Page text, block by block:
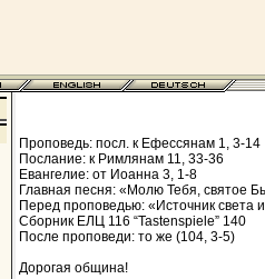
Проповедь: посл. к Ефессянам 1, 3-14
Послание: к Римлянам 11, 33-36
Евангелие: от Иоанна 3, 1-8
Главная песня: «Молю Тебя, святое
Перед проповедью: «Источник света
Сборник ЕЛЦ 116 “Tastenspiele” 140
После проповеди: то же (104, 3-5)
Дорогая община!